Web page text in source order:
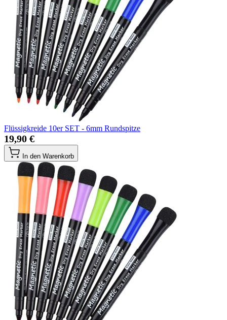
Flüssigkreide 10er SET - 6mm Rundspitze
19,90 €
In den Warenkorb